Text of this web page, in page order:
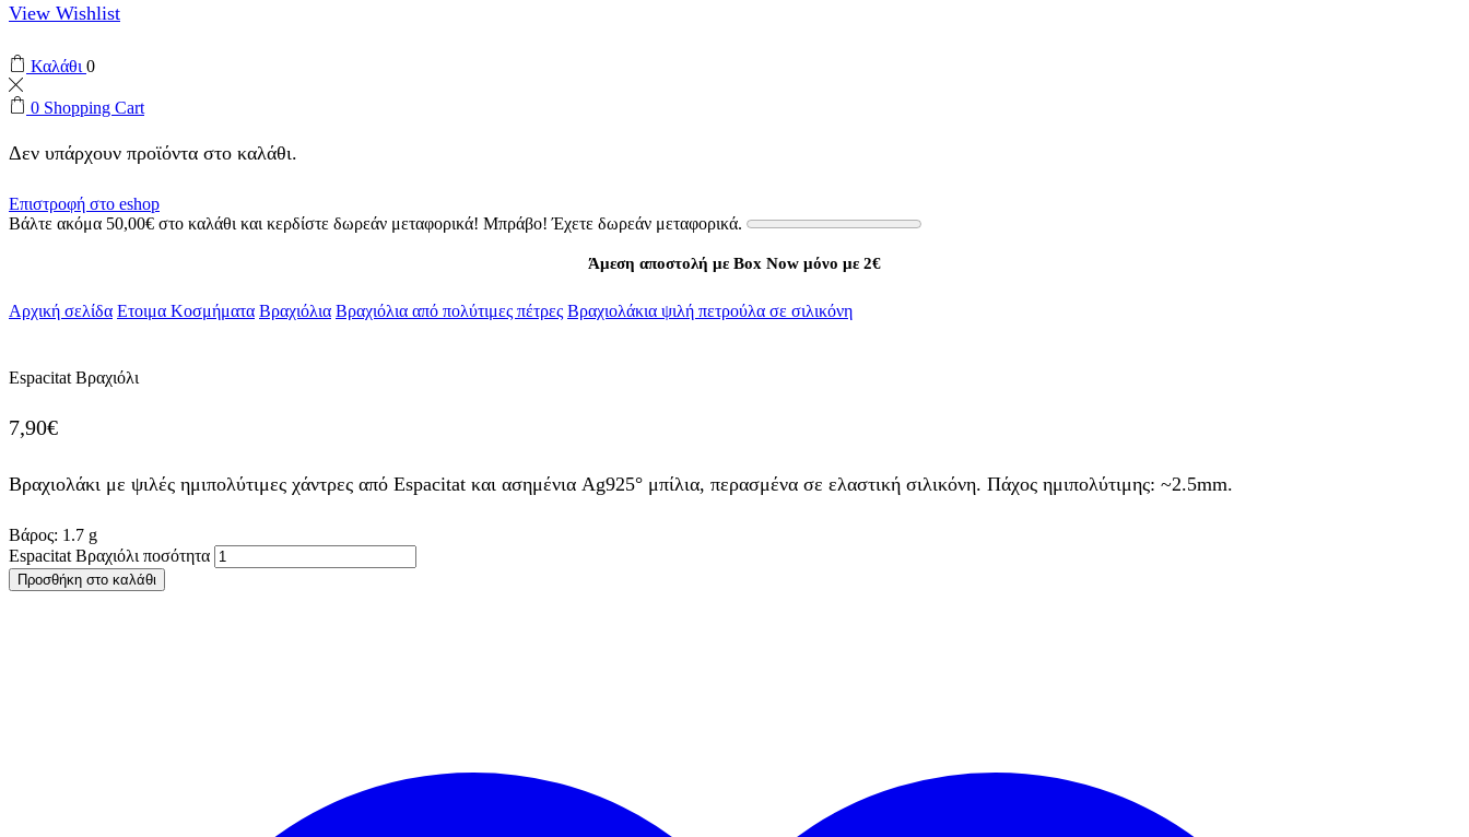
View Wishlist
Καλάθι 0
0 Shopping Cart
Δεν υπάρχουν προϊόντα στο καλάθι.
Επιστροφή στο eshop
Βάλτε ακόμα 50,00€ στο καλάθι και κερδίστε δωρεάν μεταφορικά! Μπράβο! Έχετε δωρεάν μεταφορικά.
Άμεση αποστολή με Box Now μόνο με 2€
Αρχική σελίδα Ετοιμα Κοσμήματα Βραχιόλια Βραχιόλια από πολύτιμες πέτρες Βραχιολάκια ψιλή πετρούλα σε σιλικόνη
Espacitat Βραχιόλι
7,90€
Βραχιολάκι με ψιλές ημιπολύτιμες χάντρες από Espacitat και ασημένια Ag925° μπίλια, περασμένα σε ελαστική σιλικόνη. Πάχος ημιπολύτιμης: ~2.5mm.
Βάρος: 1.7 g
Espacitat Βραχιόλι ποσότητα
Προσθήκη στο καλάθι